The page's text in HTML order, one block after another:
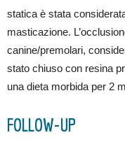
statica è stata
masticazione.
canine/premolari,
stato chiuso con resina
una dieta morbida per 2
FOLLOW-UP